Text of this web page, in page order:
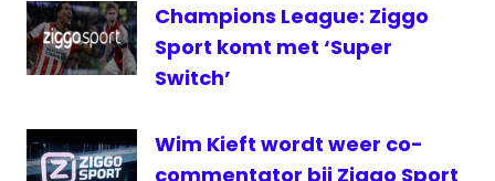
Champions League: Ziggo
Sport komt met ‘Super
Switch’
Wim Kieft wordt weer co-
commentator bij Ziggo Sport